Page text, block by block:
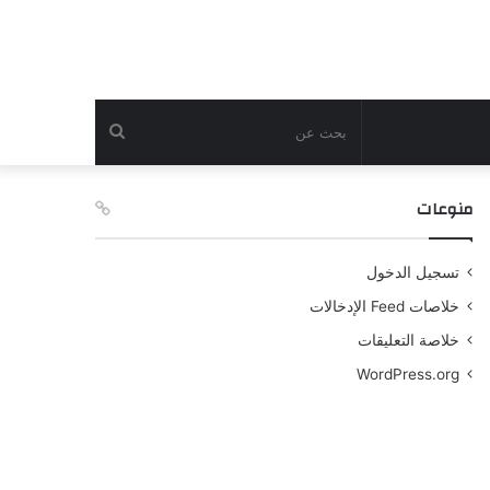
بحث
عن منوعات
تسجيل الدخول
خلاصات Feed الإدخالات
خلاصة التعليقات
WordPress.org